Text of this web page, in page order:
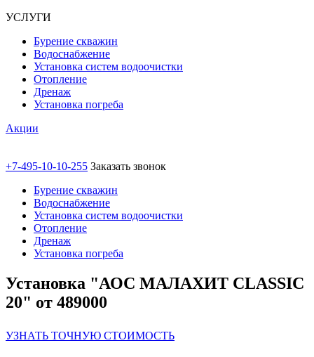
УСЛУГИ
Бурение скважин
Водоснабжение
Установка систем водоочистки
Отопление
Дренаж
Установка погреба
Акции
+7-495-10-10-255 Заказать звонок
Бурение скважин
Водоснабжение
Установка систем водоочистки
Отопление
Дренаж
Установка погреба
Установка "АОС МАЛАХИТ CLASSIC
20" от 489000
УЗНАТЬ ТОЧНУЮ СТОИМОСТЬ